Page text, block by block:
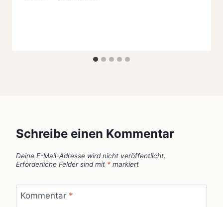
Schreibe einen Kommentar
Deine E-Mail-Adresse wird nicht veröffentlicht.
Erforderliche Felder sind mit * markiert
Kommentar *